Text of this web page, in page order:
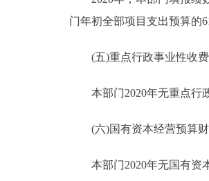
门年初全部项目支出预算的
(五)重点行政事业性收费
本部门2020年无重点行政
(六)国有资本经营预算财
本部门2020年无国有资